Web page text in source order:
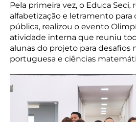
Pela primeira vez, o Educa Seci,
alfabetização e letramento para
pública, realizou o evento
atividade interna que reuniu
alunas do projeto para desafios
portuguesa e ciências